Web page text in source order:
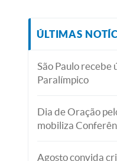
ÚLTIMAS
São Paulo
Paralímpico
Dia de Oração
mobiliza
Agosto convida